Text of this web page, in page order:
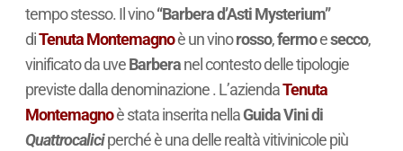
tempo stesso. Il vino“Barbera d’Asti Mysterium”
diTenuta Montemagnoè un vinorosso,fermoesecco,
vinificato da uveBarberanel contesto delle tipologie
previste dalla denominazione . L’aziendaTenuta
Montemagnoè stata inserita nellaGuida Vini di
Quattrocaliciperché è una delle realtà vitivinicole più